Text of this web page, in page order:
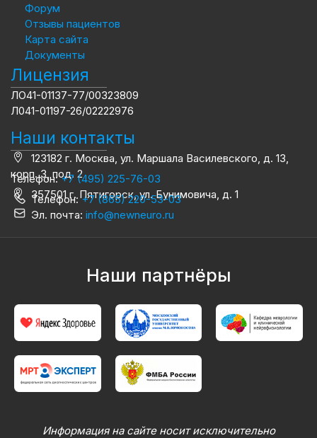
Форум
Отзывы пациентов
Карта сайта
Документы
Лицензия
ЛО41-01137-77/00323809
Л041-01197-26/02222976
Наши контакты
123182 г. Москва, ул. Маршала Василевского, д. 13,
корп. 3, под. 2
Телефон:+7 (495) 225-76-03
357501 г. Пятигорск, ул. Бунимовича, д. 1
Телефон:+7 (865) 220-53-03
Эл. почта: info@newneuro.ru
Наши партнёры
Информация на сайте носит исключительно